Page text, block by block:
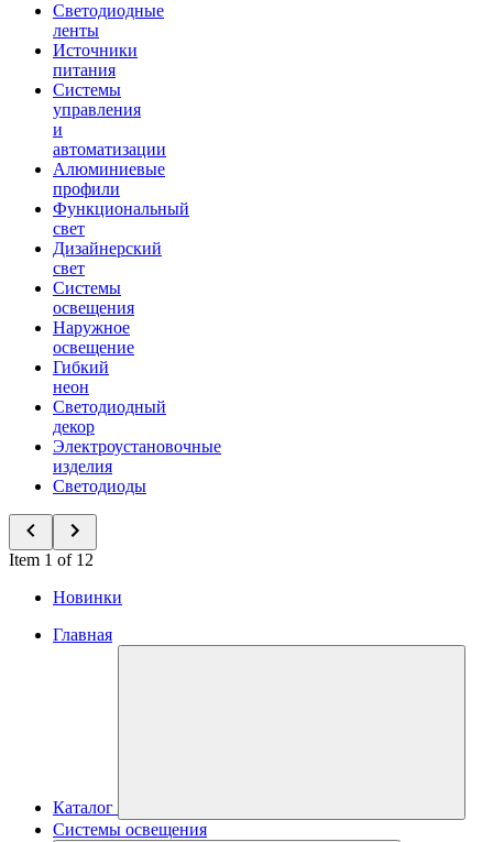
Светодиодные
ленты
Источники
питания
Системы
управления
и
автоматизации
Алюминиевые
профили
Функциональный
свет
Дизайнерский
свет
Системы
освещения
Наружное
освещение
Гибкий
неон
Светодиодный
декор
Электроустановочные
изделия
Светодиоды
Item 1 of 12
Новинки
Главная
Каталог
Системы освещения